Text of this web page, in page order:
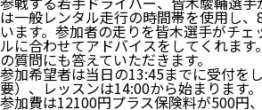
は一般レンタル走行の時間帯を使用し
います。参加者の走りを皆木選手がチ
ルに合わせてアドバイスをしてくれます
の質問にも答えていただきます。
参加希望者は当日の13:45までに受付を
要）、レッスンは14:00から始まります。
参加費は12100円プラス保険料が500円